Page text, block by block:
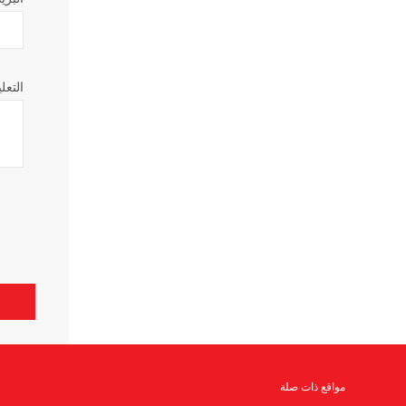
مواقع ذات صلة